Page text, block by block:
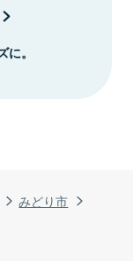
みどり市
。